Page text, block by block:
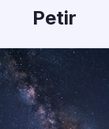
Petir